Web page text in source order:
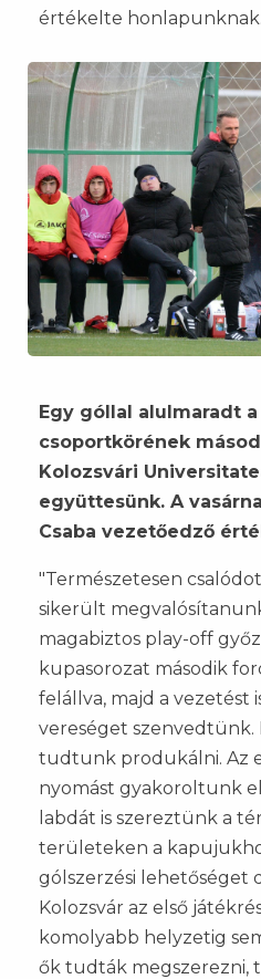
értékelte honlapunknak.
Egy góllal alulmaradt a
csoportkörének
Kolozsvári
együttesünk. A
Csaba vezetőedző
"Természetesen
sikerült
magabiztos play-off
kupasorozat második
felállva, majd a vezetést
vereséget szenvedtünk.
tudtunk produkálni. Az
nyomást gyakoroltunk
labdát is szereztünk a
területeken a
gólszerzési lehetőséget
Kolozsvár az első
komolyabb helyzetig
ők tudták megszerezni,